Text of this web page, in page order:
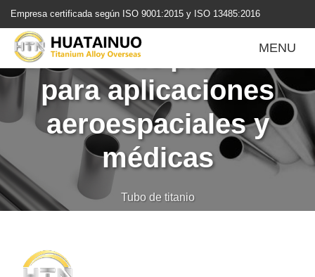
转
容
Empresa certificada según ISO 9001:2015 y ISO 13485:2016
MENU
Tubo de titanio sin
costura de precisión
para aplicaciones
aeroespaciales y
médicas
Tubo de titanio